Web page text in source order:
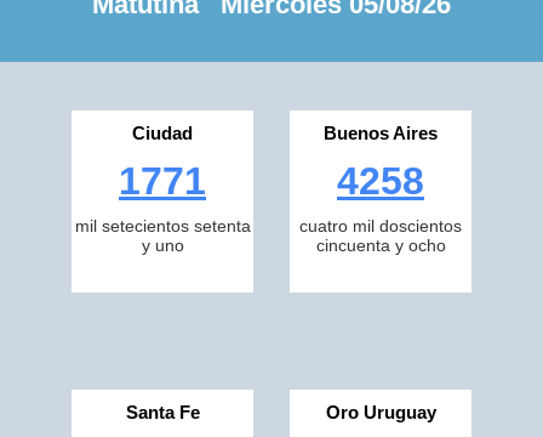
Ciudad
1771
mil setecientos setenta
y uno
Buenos Aires
4258
cuatro mil doscientos
cincuenta y ocho
Santa Fe Oro Uruguay